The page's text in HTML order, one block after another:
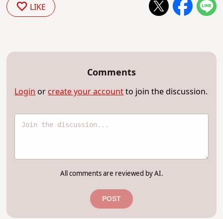
LIKE
Comments
Loginorcreate your accountto join the discussion.
All comments are reviewed by AI.
POST